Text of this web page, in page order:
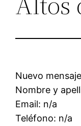
Nuevo
Nombre y
Email: n/a
Teléfono: n/a